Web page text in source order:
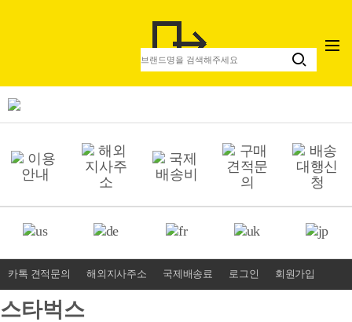
카톡 견적문의 해외지사주소 국제배송료 로그인 회원가입
스타벅스